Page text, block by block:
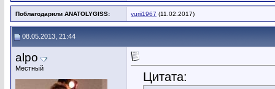
Поблагодарили ANATOLYGISS: yurii1967 (11.02.2017)
08.05.2013, 21:44
alpo
Местный
Цитата: